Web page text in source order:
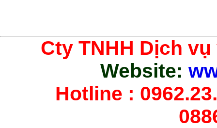
Cty TNHH Dịch
Website:
Hotline :